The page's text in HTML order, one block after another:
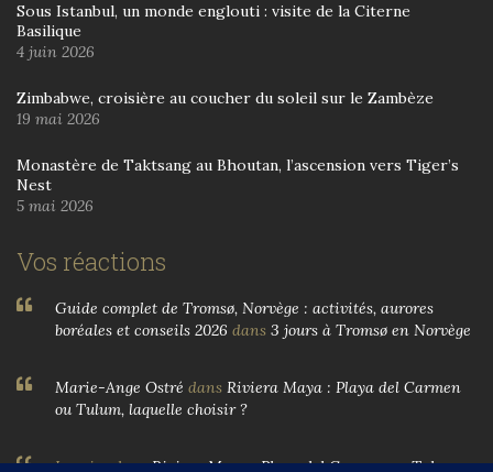
Sous Istanbul, un monde englouti : visite de la Citerne
Basilique
4 juin 2026
Zimbabwe, croisière au coucher du soleil sur le Zambèze
19 mai 2026
Monastère de Taktsang au Bhoutan, l’ascension vers Tiger’s
Nest
5 mai 2026
Vos réactions
Guide complet de Tromsø, Norvège : activités, aurores
boréales et conseils 2026 dans 3 jours à Tromsø en Norvège
Marie-Ange Ostré dans Riviera Maya : Playa del Carmen
ou Tulum, laquelle choisir ?
LarnierdansRiviera Maya : Playa del Carmen ou Tulum,